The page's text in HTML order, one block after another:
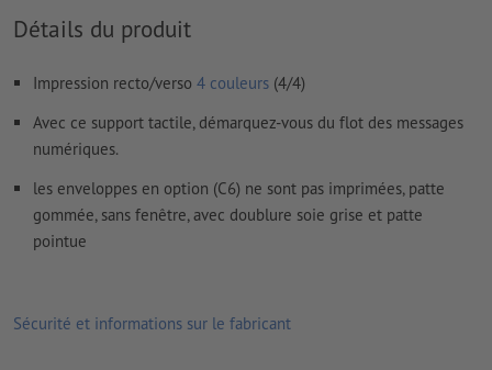
Comment créer correctement des fichiers d'impression?
Détails du produit
Impression recto/verso 4 couleurs (4/4)
Avec ce support tactile, démarquez-vous du flot des messages
numériques.
les enveloppes en option (C6) ne sont pas imprimées, patte
gommée, sans fenêtre, avec doublure soie grise et patte
pointue
Sécurité et informations sur le fabricant